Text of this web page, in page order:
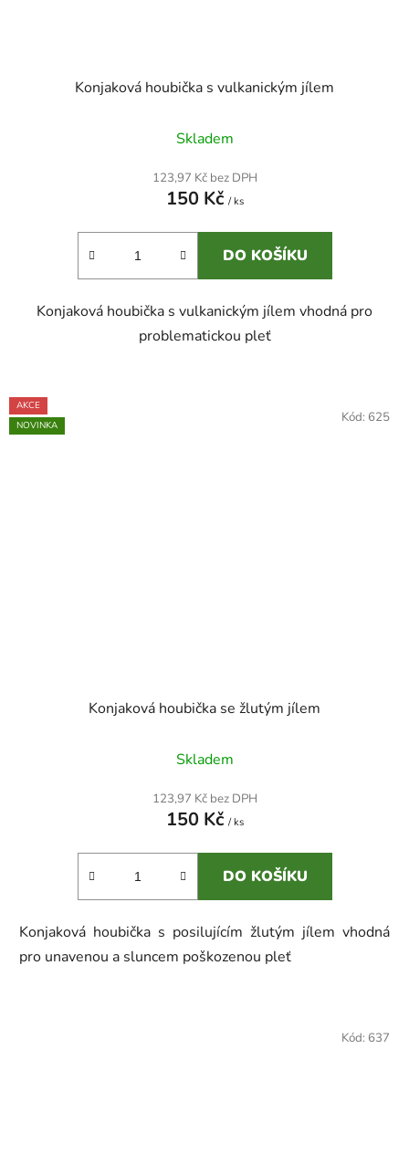
Konjaková houbička s vulkanickým jílem
Skladem
123,97 Kč bez DPH
150 Kč / ks
DO KOŠÍKU
Konjaková houbička s vulkanickým jílem vhodná pro
problematickou pleť
AKCE
NOVINKA
Konjaková houbička se žlutým jílem
Skladem
123,97 Kč bez DPH
150 Kč / ks
DO KOŠÍKU
Konjaková houbička s posilujícím žlutým jílem vhodná
pro unavenou a sluncem poškozenou pleť
Kód: 625
Kód: 637